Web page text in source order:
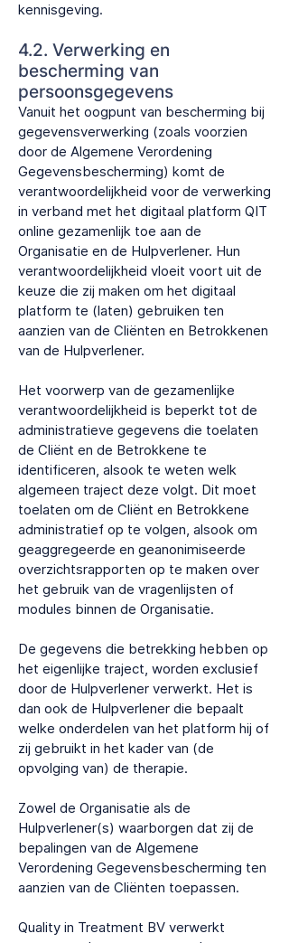
kennisgeving.
4.2. Verwerking en
bescherming van
persoonsgegevens
Vanuit het oogpunt van bescherming bij
gegevensverwerking (zoals voorzien
door de Algemene Verordening
Gegevensbescherming) komt de
verantwoordelijkheid voor de verwerking
in verband met het digitaal platform QIT
online gezamenlijk toe aan de
Organisatie en de Hulpverlener. Hun
verantwoordelijkheid vloeit voort uit de
keuze die zij maken om het digitaal
platform te (laten) gebruiken ten
aanzien van de Cliënten en Betrokkenen
van de Hulpverlener.
Het voorwerp van de gezamenlijke
verantwoordelijkheid is beperkt tot de
administratieve gegevens die toelaten
de Cliënt en de Betrokkene te
identificeren, alsook te weten welk
algemeen traject deze volgt. Dit moet
toelaten om de Cliënt en Betrokkene
administratief op te volgen, alsook om
geaggregeerde en geanonimiseerde
overzichtsrapporten op te maken over
het gebruik van de vragenlijsten of
modules binnen de Organisatie.
De gegevens die betrekking hebben op
het eigenlijke traject, worden exclusief
door de Hulpverlener verwerkt. Het is
dan ook de Hulpverlener die bepaalt
welke onderdelen van het platform hij of
zij gebruikt in het kader van (de
opvolging van) de therapie.
Zowel de Organisatie als de
Hulpverlener(s) waarborgen dat zij de
bepalingen van de Algemene
Verordening Gegevensbescherming ten
aanzien van de Cliënten toepassen.
Quality in Treatment BV verwerkt